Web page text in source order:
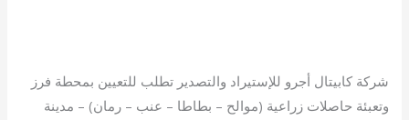
شركة كابيتال أجرو للإستيراد والتصدير تطلب للتعيين بمحطة فرز
وتعبئة حاصلات زراعية (موالح – بطاطا – عنب – رمان) – مدينة